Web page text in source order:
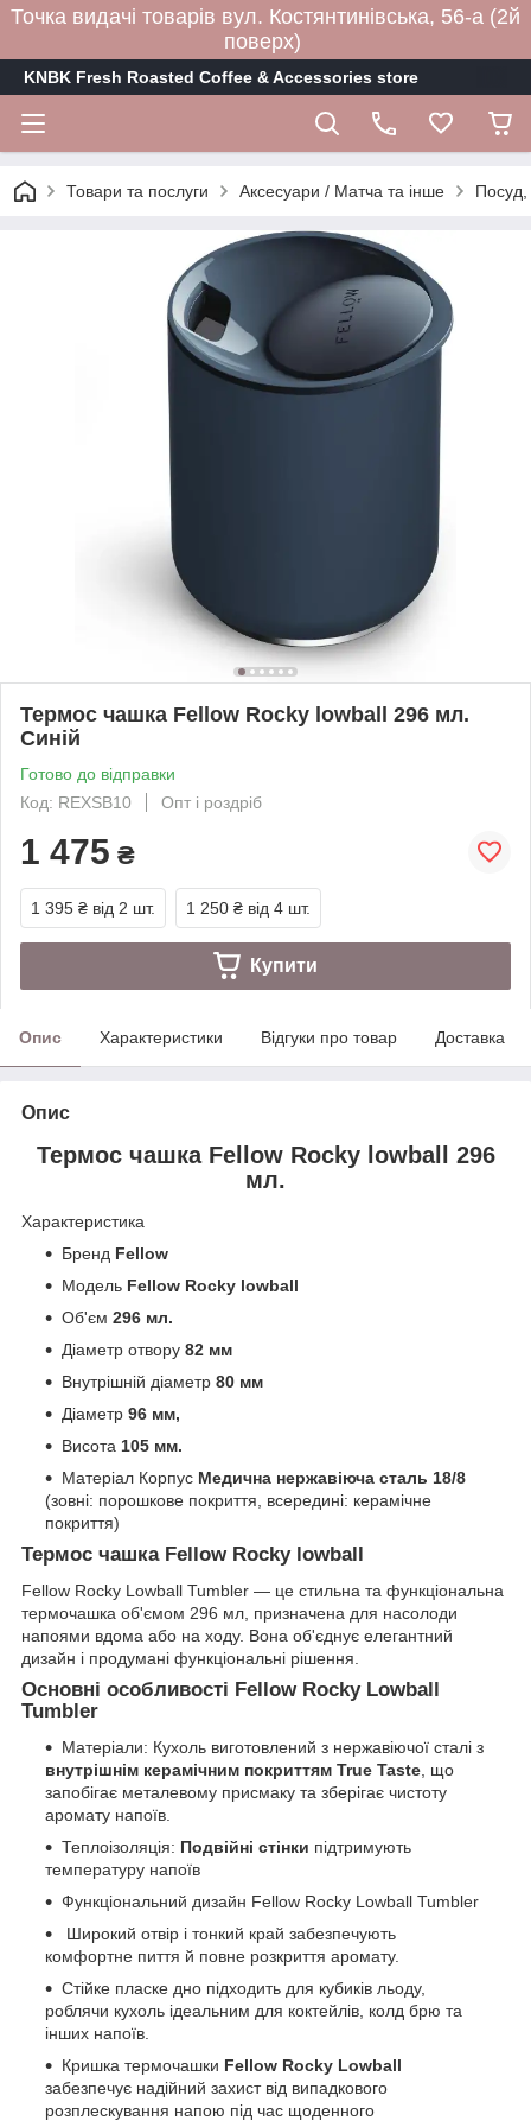
Точка видачі товарів вул. Костянтинівська, 56-а (2й
поверх)
KNBK Fresh Roasted Coffee & Accessories store
Товари та послуги Аксесуари / Матча та інше Посуд,
Термос чашка Fellow Rocky lowball 296 мл.
Синій
Готово до відправки
Код: REXSB10
Опт і роздріб
1 475 ₴
1 395 ₴ від 2 шт. 1 250 ₴ від 4 шт.
Купити
Опис Характеристики Відгуки про товар Доставка
Опис
Термос чашка Fellow Rocky lowball 296
мл.
Характеристика
Бренд Fellow
Модель Fellow Rocky lowball
Об'єм 296 мл.
Діаметр отвору 82 мм
Внутрішній діаметр 80 мм
Діаметр 96 мм,
Висота 105 мм.
Матеріал Корпус Медична нержавіюча сталь 18/8
(зовні: порошкове покриття, всередині: керамічне
покриття)
Термос чашка Fellow Rocky lowball
Fellow Rocky Lowball Tumbler — це стильна та функціональна
термочашка об'ємом 296 мл, призначена для насолоди
напоями вдома або на ходу. Вона об'єднує елегантний
дизайн і продумані функціональні рішення.
Основні особливості Fellow Rocky Lowball
Tumbler
Матеріали: Кухоль виготовлений з нержавіючої сталі з
внутрішнім керамічним покриттям True Taste , що
запобігає металевому присмаку та зберігає чистоту
аромату напоїв.
Теплоізоляція: Подвійні стінки підтримують
температуру напоїв
Функціональний дизайн Fellow Rocky Lowball Tumbler
Широкий отвір і тонкий край забезпечують
комфортне пиття й повне розкриття аромату.
Стійке пласке дно підходить для кубиків льоду,
роблячи кухоль ідеальним для коктейлів, колд брю та
інших напоїв.
Кришка термочашки Fellow Rocky Lowball
забезпечує надійний захист від випадкового
розплескування напою під час щоденного